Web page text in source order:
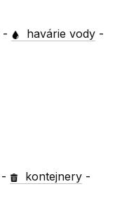
- havárie vody -
- kontejnery -